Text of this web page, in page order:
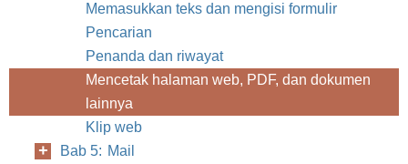
Memasukkan teks dan mengisi formulir
Pencarian
Penanda dan riwayat
Mencetak halaman web, PDF, dan dokumen
lainnya
Klip web
Bab 5: Mail